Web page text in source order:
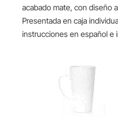
acabado mate, con diseño
Presentada en caja
instrucciones en español e